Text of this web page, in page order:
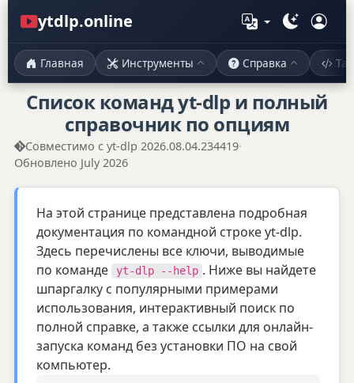
ytdlp.online
Главная Инструменты Справка
Список команд yt-dlp и полный
справочник по опциям
Совместимо с yt-dlp 2026.08.04.234419·
Обновлено July 2026
На этой странице представлена подробная
документация по командной строке yt-dlp.
Здесь перечислены все ключи, выводимые
по команде
yt-dlp --help . Ниже вы найдете
шпаргалку с популярными примерами
использования, интерактивный поиск по
полной справке, а также ссылки для онлайн-
запуска команд без установки ПО на свой
компьютер.